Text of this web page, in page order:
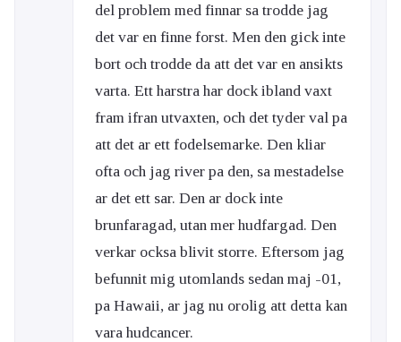
del problem med finnar sa trodde jag
det var en finne forst. Men den gick inte
bort och trodde da att det var en ansikts
varta. Ett harstra har dock ibland vaxt
fram ifran utvaxten, och det tyder val pa
att det ar ett fodelsemarke. Den kliar
ofta och jag river pa den, sa mestadelse
ar det ett sar. Den ar dock inte
brunfaragad, utan mer hudfargad. Den
verkar ocksa blivit storre. Eftersom jag
befunnit mig utomlands sedan maj -01,
pa Hawaii, ar jag nu orolig att detta kan
vara hudcancer.